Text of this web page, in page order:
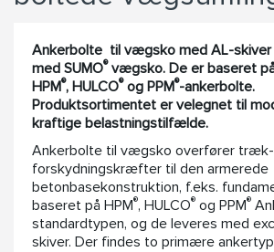
Ankerbolte til vægsko med AL-skiver
med SUMO®vægsko. De er baseret
HPM®, HULCO®og PPM®-ankerbolte.
Produktsortimentet er velegnet til
kraftige belastningstilfælde.
Ankerbolte til vægsko overfører
forskydningskræfter til den armerede
betonbasekonstruktion, f.eks.
baseret på HPM®, HULCO® og PPM®
standardtypen, og de leveres med
skiver. Der findes to primære